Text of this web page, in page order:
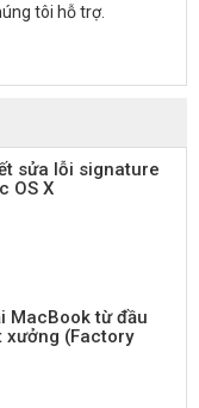
tôi hỗ trợ.
sửa lỗi signature
OS X
MacBook từ đầu
xưởng (Factory